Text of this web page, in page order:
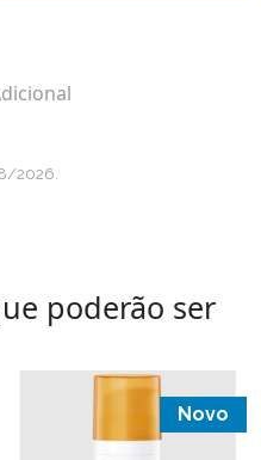
2026.
poderão ser
Novo